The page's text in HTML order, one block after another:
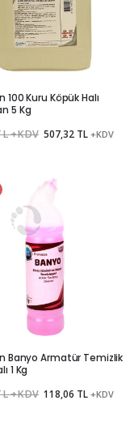
100 Kuru Köpük Halı
5 Kg
+KDV 507,32 TL +KDV
Banyo Armatür Temizlik
1 Kg
+KDV 118,06 TL +KDV